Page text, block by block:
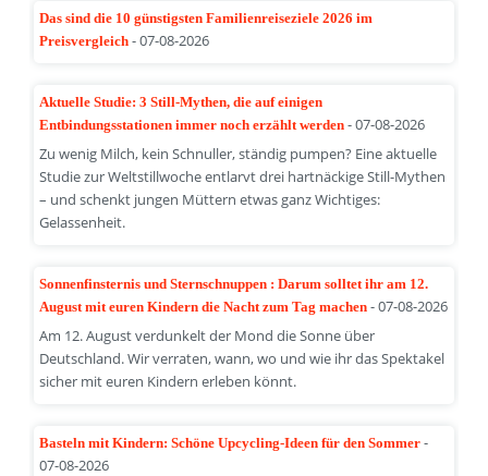
Das sind die 10 günstigsten Familienreiseziele 2026 im
Preisvergleich - 07-08-2026
Aktuelle Studie: 3 Still-Mythen, die auf einigen
Entbindungsstationen immer noch erzählt werden - 07-08-2026
Zu wenig Milch, kein Schnuller, ständig pumpen? Eine aktuelle
Studie zur Weltstillwoche entlarvt drei hartnäckige Still-Mythen
– und schenkt jungen Müttern etwas ganz Wichtiges:
Gelassenheit.
Sonnenfinsternis und Sternschnuppen : Darum solltet ihr am 12.
August mit euren Kindern die Nacht zum Tag machen - 07-08-2026
Am 12. August verdunkelt der Mond die Sonne über
Deutschland. Wir verraten, wann, wo und wie ihr das Spektakel
sicher mit euren Kindern erleben könnt.
Basteln mit Kindern: Schöne Upcycling-Ideen für den Sommer -
07-08-2026